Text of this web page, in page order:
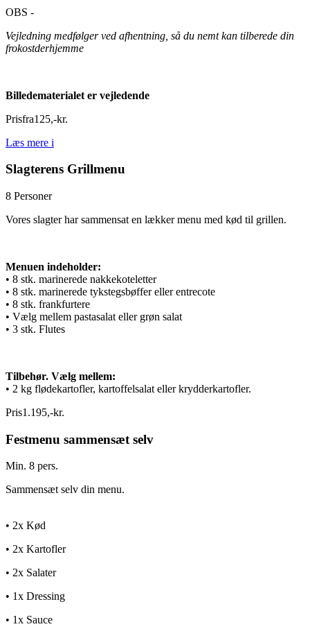
OBS -
Vejledning medfølger ved afhentning, så du nemt kan tilberede din
frokostderhjemme
Billedematerialet er vejledende
Prisfra125,-kr.
Læs mere i
Slagterens Grillmenu
8 Personer
Vores slagter har sammensat en lækker menu med kød til grillen.
Menuen indeholder:
• 8 stk. marinerede nakkekoteletter
• 8 stk. marinerede tykstegsbøffer eller entrecote
• 8 stk. frankfurtere
• Vælg mellem pastasalat eller grøn salat
• 3 stk. Flutes
Tilbehør. Vælg mellem:
• 2 kg flødekartofler, kartoffelsalat eller krydderkartofler.
Pris1.195,-kr.
Festmenu sammensæt selv
Min. 8 pers.
Sammensæt selv din menu.
• 2x Kød
• 2x Kartofler
• 2x Salater
• 1x Dressing
• 1x Sauce